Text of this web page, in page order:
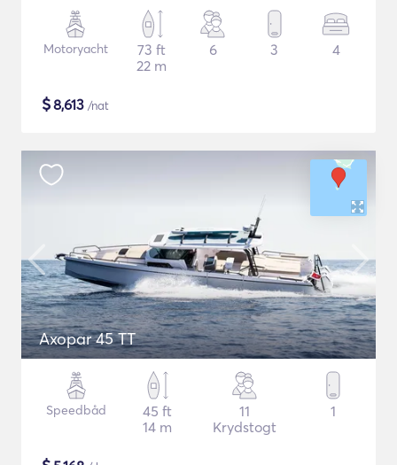
Motoryacht
73 ft
22 m
6 3 4
$8,613 /nat
Axopar 45 TT
Speedbåd
45 ft
14 m
11
Krydstogt
1